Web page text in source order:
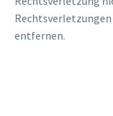
entfernen.